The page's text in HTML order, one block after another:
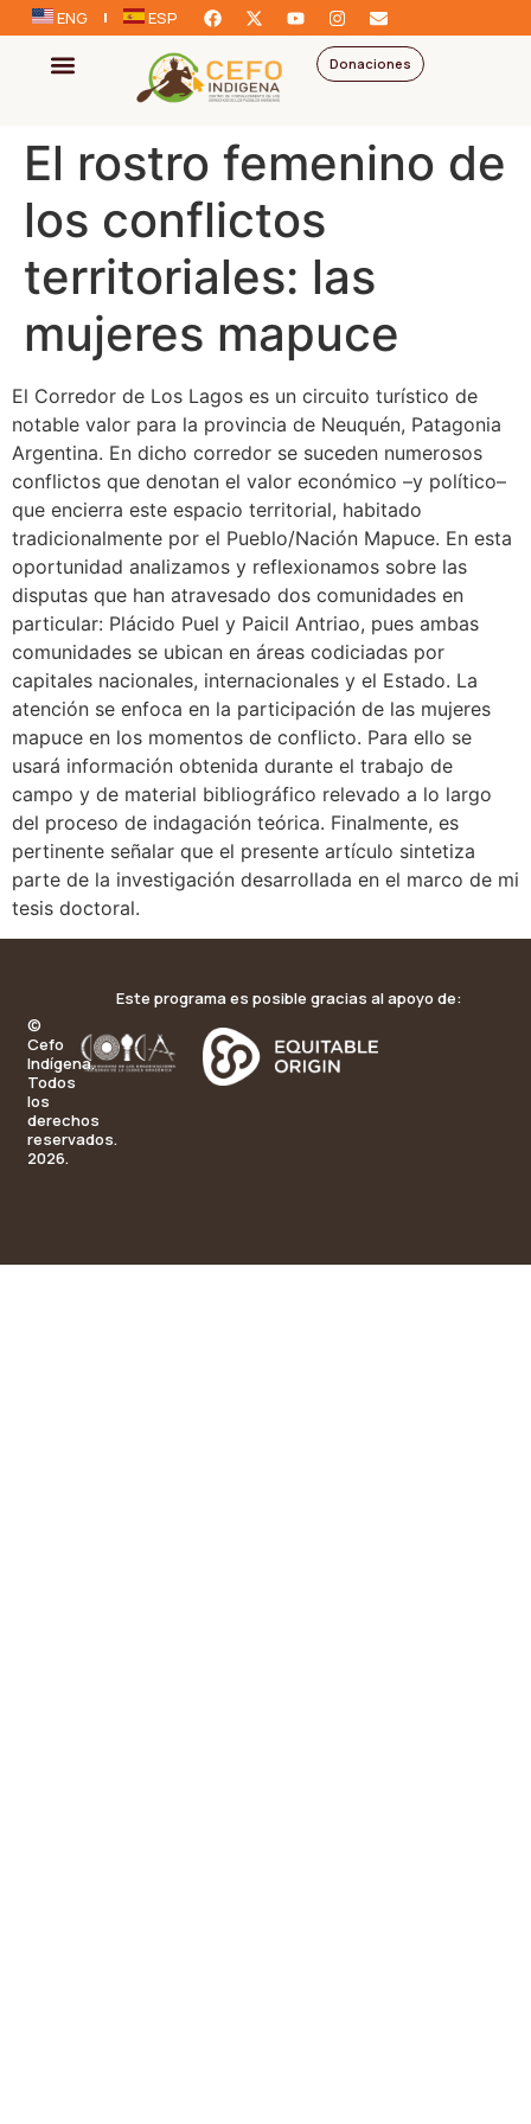
ENG ESP
Donaciones
El rostro femenino de
los conflictos
territoriales: las
mujeres mapuce
El Corredor de Los Lagos es un circuito turístico de
notable valor para la provincia de Neuquén, Patagonia
Argentina. En dicho corredor se suceden numerosos
conflictos que denotan el valor económico –y político–
que encierra este espacio territorial, habitado
tradicionalmente por el Pueblo/Nación Mapuce. En esta
oportunidad analizamos y reflexionamos sobre las
disputas que han atravesado dos comunidades en
particular: Plácido Puel y Paicil Antriao, pues ambas
comunidades se ubican en áreas codiciadas por
capitales nacionales, internacionales y el Estado. La
atención se enfoca en la participación de las mujeres
mapuce en los momentos de conflicto. Para ello se
usará información obtenida durante el trabajo de
campo y de material bibliográfico relevado a lo largo
del proceso de indagación teórica. Finalmente, es
pertinente señalar que el presente artículo sintetiza
parte de la investigación desarrollada en el marco de mi
tesis doctoral.
©
Cefo
Indígena.
Todos
los
derechos
reservados.
2026.
Este programa es posible gracias al apoyo de: